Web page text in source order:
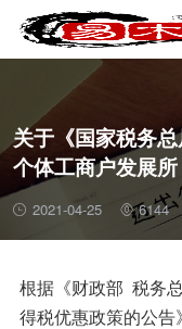
资质许可
关于《国家税务
个体工商户发展所
2021-04-25 6144
根据《财政部 税务
得税优惠政策的公